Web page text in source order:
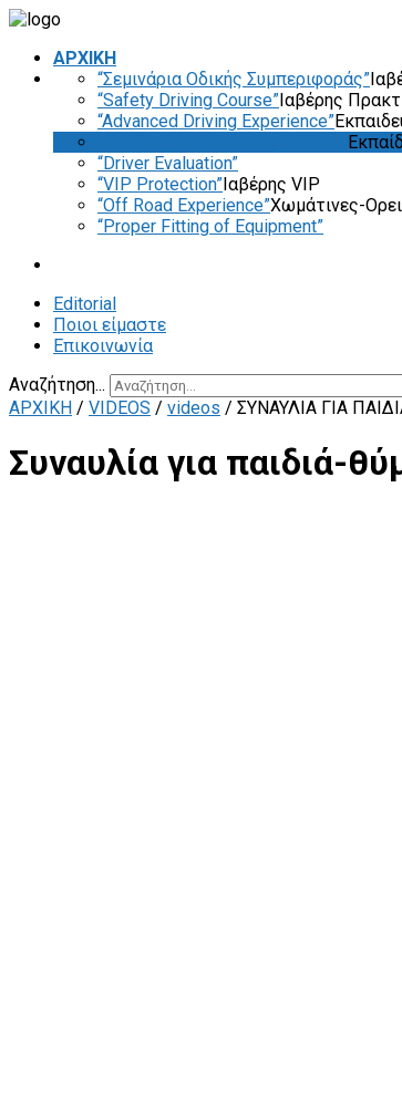
ΑΡΧΙΚΗ
“Σεμινάρια Οδικής Συμπεριφοράς”
“Safety Driving Course”Ιαβέρης
“Advanced Driving Experience”
“Driver Evaluation”
“VIP Protection”Ιαβέρης VIP
“Off Road Experience”Χωμάτινες-
“Proper Fitting of Equipment”
Editorial
Ποιοι είμαστε
Επικοινωνία
Αναζήτηση...
ΑΡΧΙΚΗ / VIDEOS / videos / ΣΥΝΑΥΛΊΑ ΓΙΑ
Συναυλία για παιδιά-